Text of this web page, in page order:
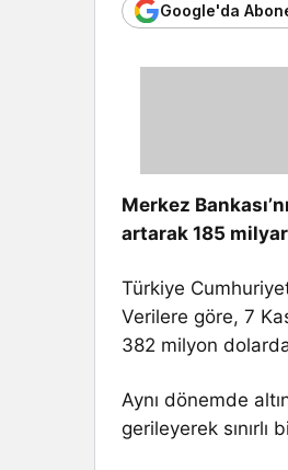
Google'da
Merkez
artarak 185
Türkiye
Verilere göre, 7
382 milyon
Aynı dönemde
gerileyerek